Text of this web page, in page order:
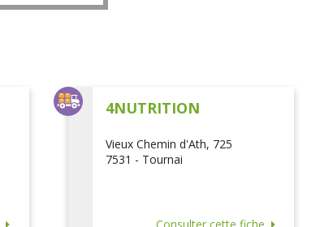
4NUTRITION
Vieux Chemin d'Ath, 725
7531 - Tournai